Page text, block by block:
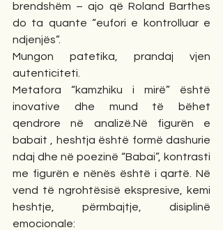
brendshëm – ajo që Roland Barthes
do ta quante “eufori e kontrolluar e
ndjenjës”.
Mungon patetika, prandaj vjen
autenticiteti.
Metafora “kamzhiku i mirë” është
inovative dhe mund të bëhet
qendrore në analizë.Në figurën e
babait , heshtja është formë dashurie
ndaj dhe në poezinë “Babai”, kontrasti
me figurën e nënës është i qartë. Në
vend të ngrohtësisë ekspresive, kemi
heshtje, përmbajtje, disiplinë
emocionale: